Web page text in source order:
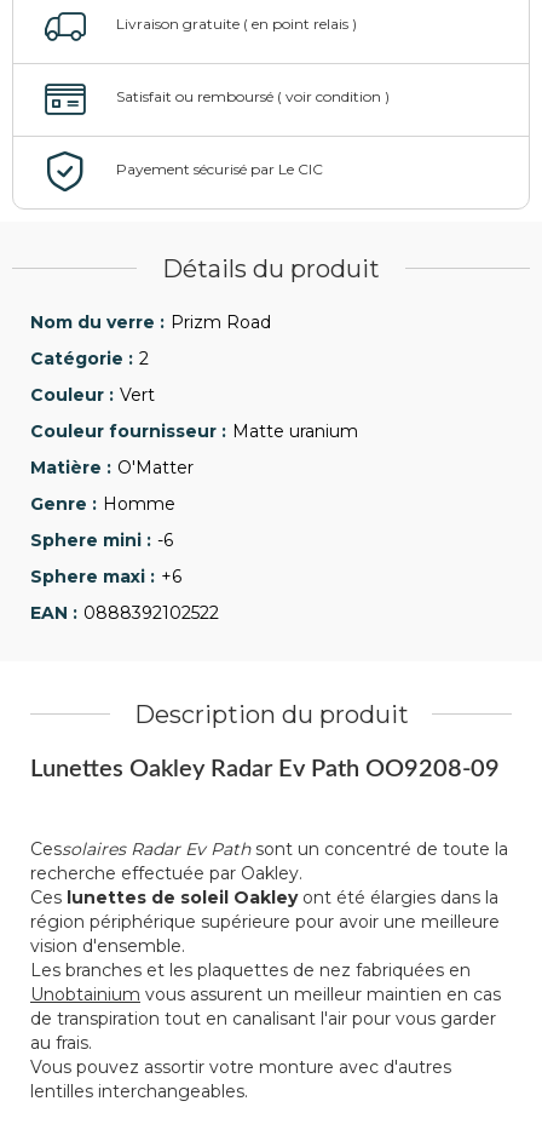
Détails du produit
Prizm Road
2
Vert
Matte uranium
O'Matter
Homme
-6
+6
0888392102522
Description du produit
Lunettes Oakley Radar Ev Path OO9208-09
Cessolaires Radar Ev Pathsont un concentré de toute la
recherche effectuée par Oakley.
Ces lunettes de soleil Oakleyont été élargies dans la
région périphérique supérieure pour avoir une meilleure
vision d'ensemble.
Les branches et les plaquettes de nez fabriquées en
Unobtainium vous assurent un meilleur maintien en cas
de transpiration tout en canalisant l'air pour vous garder
au frais.
Vous pouvez assortir votre monture avec d'autres
lentilles interchangeables.